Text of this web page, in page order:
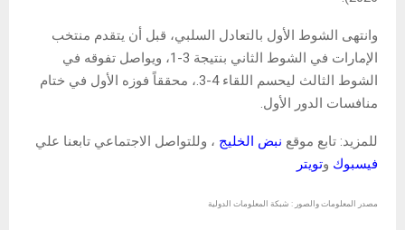
وانتهى الشوط الأول بالتعادل السلبي، قبل أن يتقدم منتخب
الإمارات في الشوط الثاني بنتيجة 3-1، ويواصل تفوقه في
الشوط الثالث ليحسم اللقاء 4-3.، محققاً فوزه الأول في ختام
منافسات الدور الأول.
للمزيد: تابع موقع نبض الخليج ، وللتواصل الاجتماعي تابعنا علي
فيسبوك وتويتر
مصدر المعلومات والصور : شبكة المعلومات الدولية